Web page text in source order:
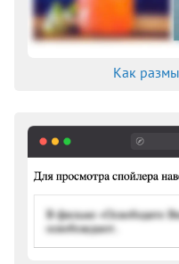
Как
box-shadow
box-sizing
clip
clip-path
color
column-count